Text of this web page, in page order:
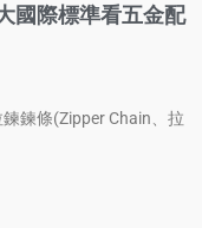
國際標準看五金配
鍊條(Zipper Chain、拉